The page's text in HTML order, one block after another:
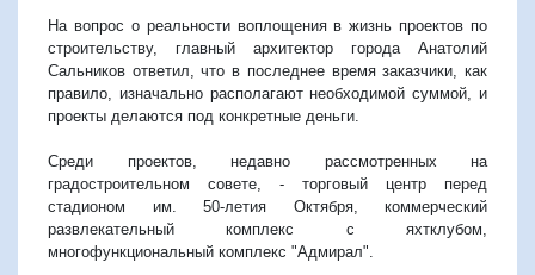
На вопрос о реальности воплощения в жизнь проектов по
строительству, главный архитектор города Анатолий
Сальников ответил, что в последнее время заказчики, как
правило, изначально располагают необходимой суммой, и
проекты делаются под конкретные деньги.
Среди проектов, недавно рассмотренных на
градостроительном совете, - торговый центр перед
стадионом им. 50-летия Октября, коммерческий
развлекательный комплекс с яхтклубом,
многофункциональный комплекс "Адмирал".